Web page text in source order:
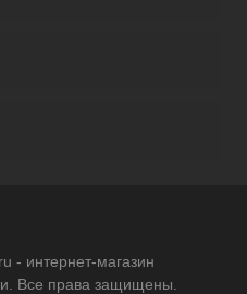
- интернет-магазин
Все права защищены.